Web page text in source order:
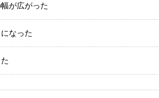
が広がった
なった